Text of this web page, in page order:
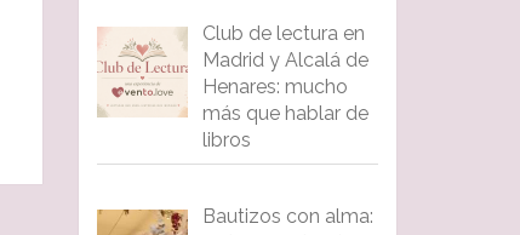
Club de lectura en
Madrid y Alcalá de
Henares: mucho
más que hablar de
libros
Bautizos con alma: